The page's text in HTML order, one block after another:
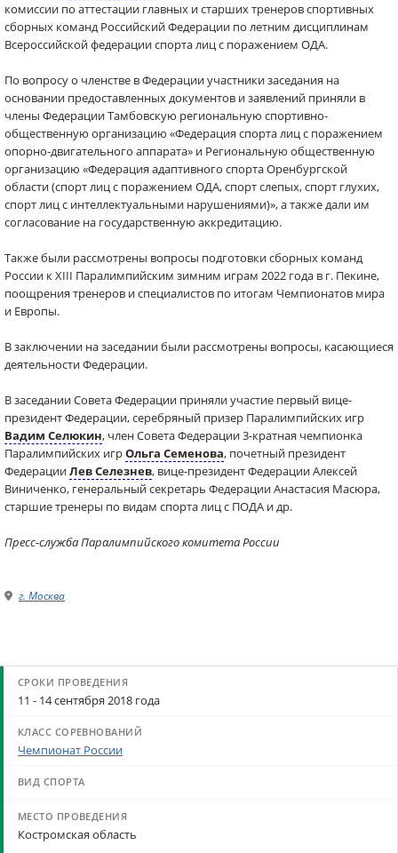
комиссии по аттестации главных и старших тренеров спортивных
сборных команд Российский Федерации по летним дисциплинам
Всероссийской федерации спорта лиц с поражением ОДА.
По вопросу о членстве в Федерации участники заседания на
основании предоставленных документов и заявлений приняли в
члены Федерации Тамбовскую региональную спортивно-
общественную организацию «Федерация спорта лиц с поражением
опорно-двигательного аппарата» и Региональную общественную
организацию «Федерация адаптивного спорта Оренбургской
области (спорт лиц с поражением ОДА, спорт слепых, спорт глухих,
спорт лиц с интеллектуальными нарушениями)», а также дали им
согласование на государственную аккредитацию.
Также были рассмотрены вопросы подготовки сборных команд
России к XIII Паралимпийским зимним играм 2022 года в г. Пекине,
поощрения тренеров и специалистов по итогам Чемпионатов мира
и Европы.
В заключении на заседании были рассмотрены вопросы, касающиеся
деятельности Федерации.
В заседании Совета Федерации приняли участие первый вице-
президент Федерации, серебряный призер Паралимпийских игр
Вадим Селюкин, член Совета Федерации 3-кратная чемпионка
Паралимпийских игрОльга Семенова, почетный президент
ФедерацииЛев Селезнев, вице-президент Федерации Алексей
Виниченко, генеральный секретарь Федерации Анастасия Масюра,
старшие тренеры по видам спорта лиц с ПОДА и др.
Пресс-служба Паралимпийского комитета России
г. Москва
11 - 14 сентября 2018 года
Чемпионат России
Костромская область